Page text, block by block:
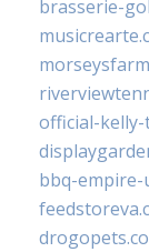
brasserie-
official-kelly-
bbq-empire-